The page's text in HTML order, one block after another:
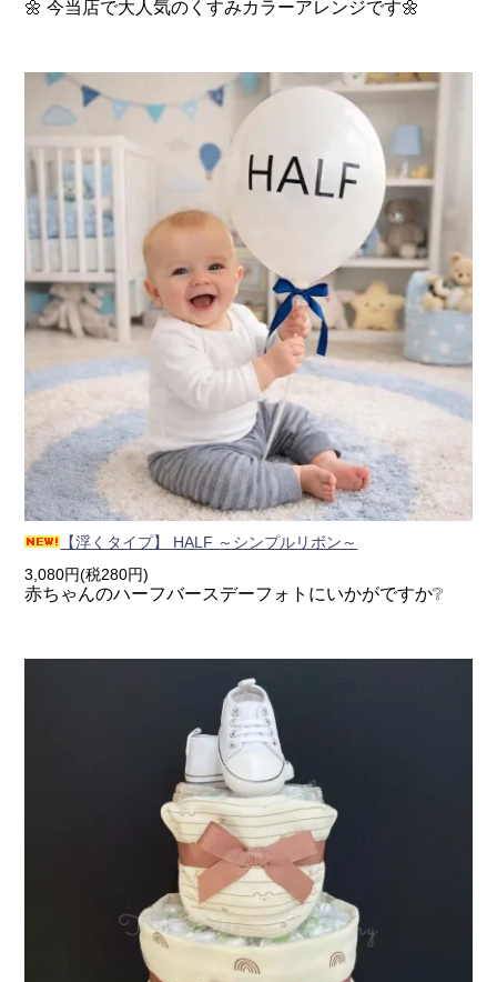
🌼 今当店で大人気のくすみカラーアレンジです🌼
【浮くタイプ】 HALF ～シンプルリボン～
3,080円(税280円)
赤ちゃんのハーフバースデーフォトにいかがですか❔